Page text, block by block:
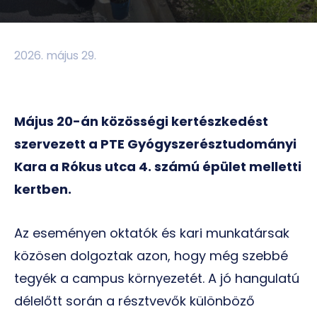
2026. május 29.
Május 20-án közösségi kertészkedést
szervezett a PTE Gyógyszerésztudományi
Kara a Rókus utca 4. számú épület melletti
kertben.
Az eseményen oktatók és kari munkatársak
közösen dolgoztak azon, hogy még szebbé
tegyék a campus környezetét. A jó hangulatú
délelőtt során a résztvevők különböző